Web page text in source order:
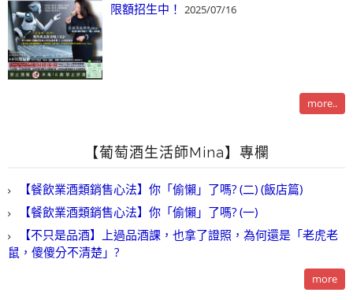
限額招生中！ 2025/07/16
more..
【葡萄酒生活師Mina】專欄
【餐飲業酒類銷售心法】你「偷懶」了嗎? (二) (飯店篇)
【餐飲業酒類銷售心法】你「偷懶」了嗎? (一)
【不只是品酒】上過品酒課，也拿了證照，為何還是「老虎老
鼠，傻傻分不清楚」?
more